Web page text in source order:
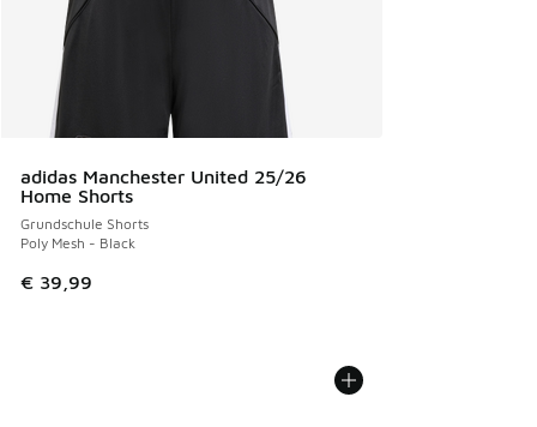
adidas Manchester United 25/26
Home Shorts
Grundschule Shorts
Poly Mesh - Black
€ 39,99